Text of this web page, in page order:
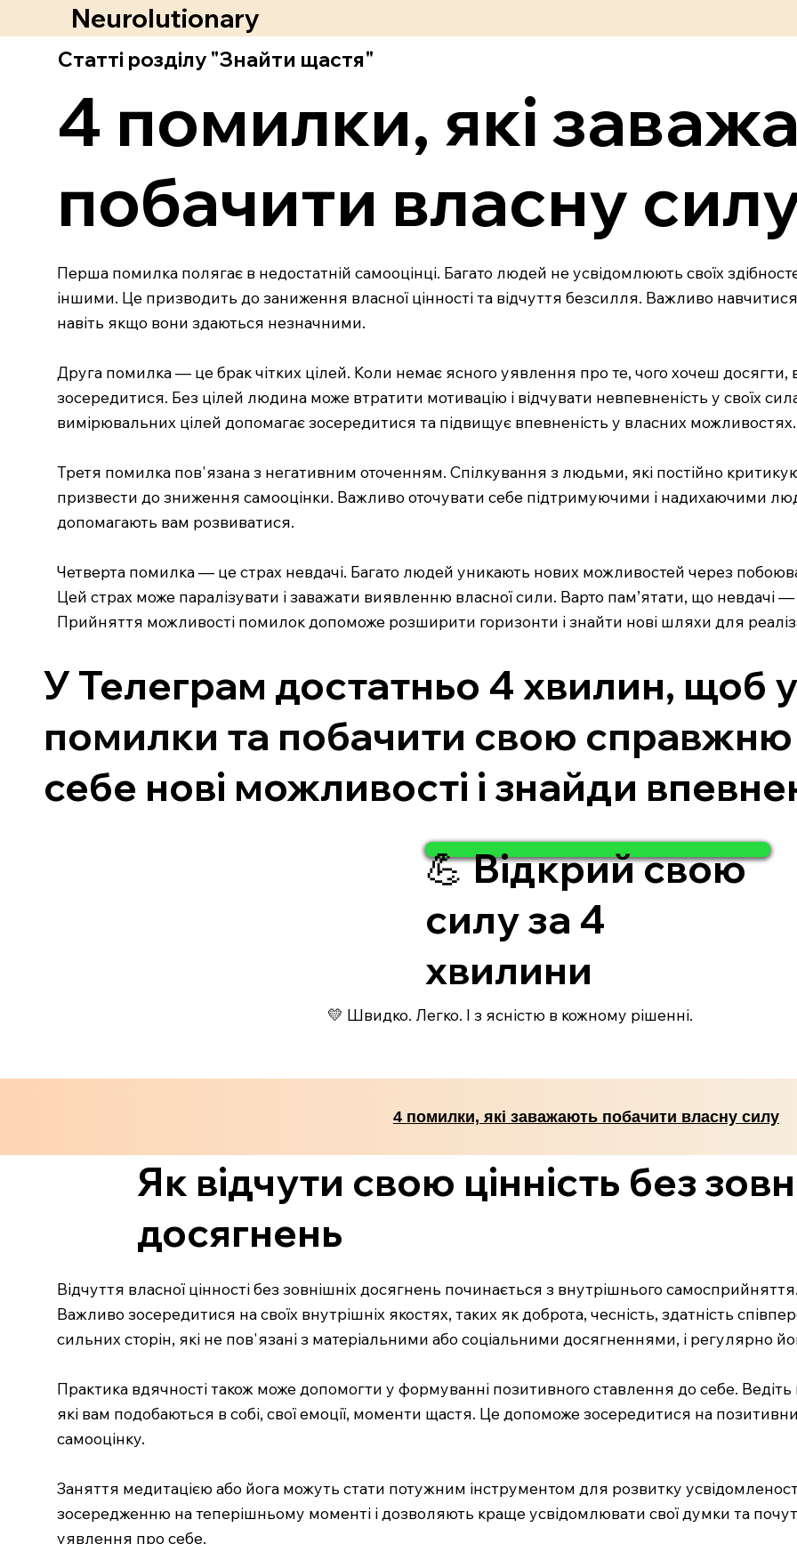
Neurolutionary
Статті розділу "Знайти щастя"
4 помилки, які
побачити власну
Перша помилка полягає в недостатній самооцінці. Багато людей не усвідомлюють своїх
іншими. Це призводить до заниження власної цінності та відчуття безсилля. Важливо навчитися
навіть якщо вони здаються незначними.
Друга помилка — це брак чітких цілей. Коли немає ясного уявлення про те, чого хочеш досягти,
зосередитися. Без цілей людина може втратити мотивацію і відчувати невпевненість у своїх
вимірювальних цілей допомагає зосередитися та підвищує впевненість у власних можливостях.
Третя помилка пов'язана з негативним оточенням. Спілкування з людьми, які постійно
призвести до зниження самооцінки. Важливо оточувати себе підтримуючими і надихаючими
допомагають вам розвиватися.
Четверта помилка — це страх невдачі. Багато людей уникають нових можливостей через
Цей страх може паралізувати і заважати виявленню власної сили. Варто пам’ятати, що невдачі
Прийняття можливості помилок допоможе розширити горизонти і знайти нові шляхи для
У Телеграм достатньо 4 хвилин, щоб
помилки та побачити свою справжню
себе нові можливості і знайди
💪 Відкрий свою
силу за 4
хвилини
💛 Швидко. Легко. І з ясністю в кожному рішенні.
4 помилки, які заважають побачити власну силу
Як відчути свою цінність без
досягнень
Відчуття власної цінності без зовнішніх досягнень починається з внутрішнього
Важливо зосередитися на своїх внутрішніх якостях, таких як доброта, чесність, здатність
сильних сторін, які не пов'язані з матеріальними або соціальними досягненнями, і регулярно
Практика вдячності також може допомогти у формуванні позитивного ставлення до себе.
які вам подобаються в собі, свої емоції, моменти щастя. Це допоможе зосередитися на
самооцінку.
Заняття медитацією або йога можуть стати потужним інструментом для розвитку
зосередженню на теперішньому моменті і дозволяють краще усвідомлювати свої думки та
уявлення про себе.